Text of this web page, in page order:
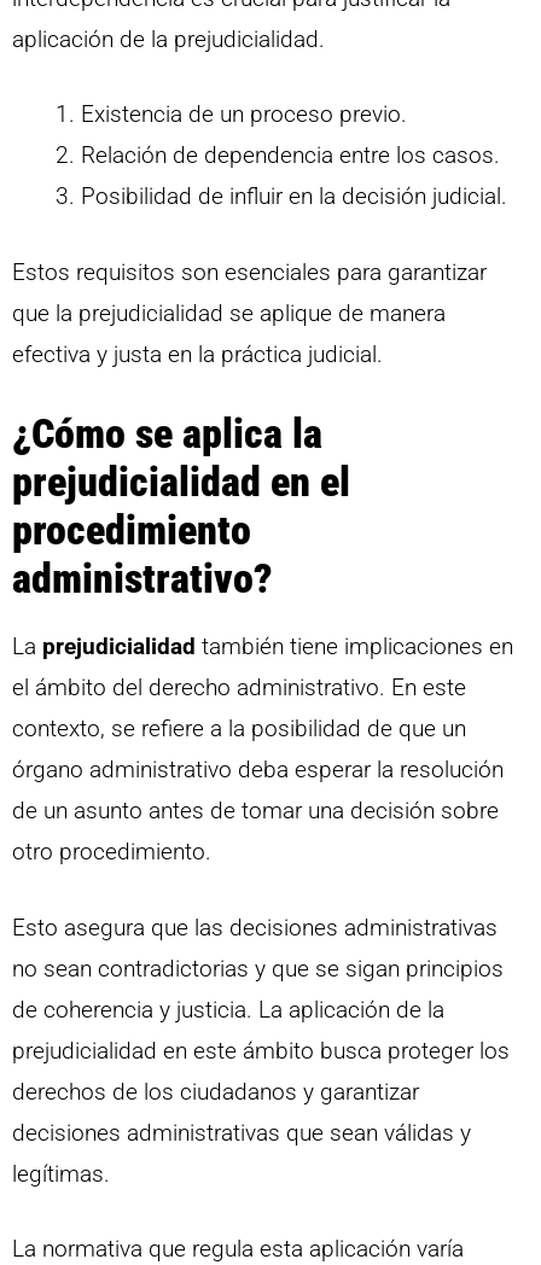
aplicación de la prejudicialidad.
Existencia de un proceso previo.
Relación de dependencia entre los casos.
Posibilidad de influir en la decisión judicial.
Estos requisitos son esenciales para garantizar
que la prejudicialidad se aplique de manera
efectiva y justa en la práctica judicial.
¿Cómo se aplica la
prejudicialidad en el
procedimiento
administrativo?
La prejudicialidad también tiene implicaciones en
el ámbito del derecho administrativo. En este
contexto, se refiere a la posibilidad de que un
órgano administrativo deba esperar la resolución
de un asunto antes de tomar una decisión sobre
otro procedimiento.
Esto asegura que las decisiones administrativas
no sean contradictorias y que se sigan principios
de coherencia y justicia. La aplicación de la
prejudicialidad en este ámbito busca proteger los
derechos de los ciudadanos y garantizar
decisiones administrativas que sean válidas y
legítimas.
La normativa que regula esta aplicación varía